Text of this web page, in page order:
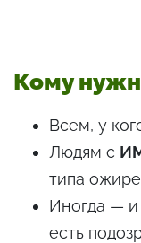
Кому
Всем, у
Людям с
типа
Иногда — и
есть